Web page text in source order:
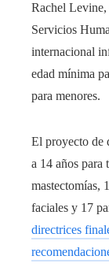
Rachel Levine,
Servicios
internacional
edad mínima
para menores.
El proyecto de
a 14 años para
mastectomías,
faciales y 17
directrices